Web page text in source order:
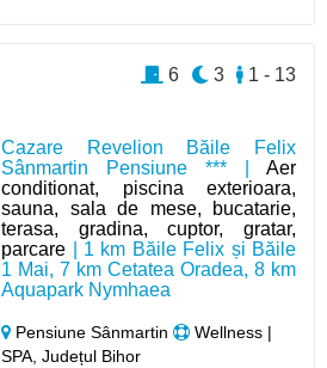
Cazare Revelion Băile Felix
Sânmartin Pensiune *** | Aer
conditionat, piscina exterioara,
sauna, sala de mese, bucatarie,
terasa, gradina, cuptor, gratar,
parcare | 1 km Băile Felix și Băile
1 Mai, 7 km Cetatea Oradea, 8 km
Aquapark Nymhaea
Pensiune Sânmartin
Wellness |
SPA, Județul Bihor
1 - 13
3
6